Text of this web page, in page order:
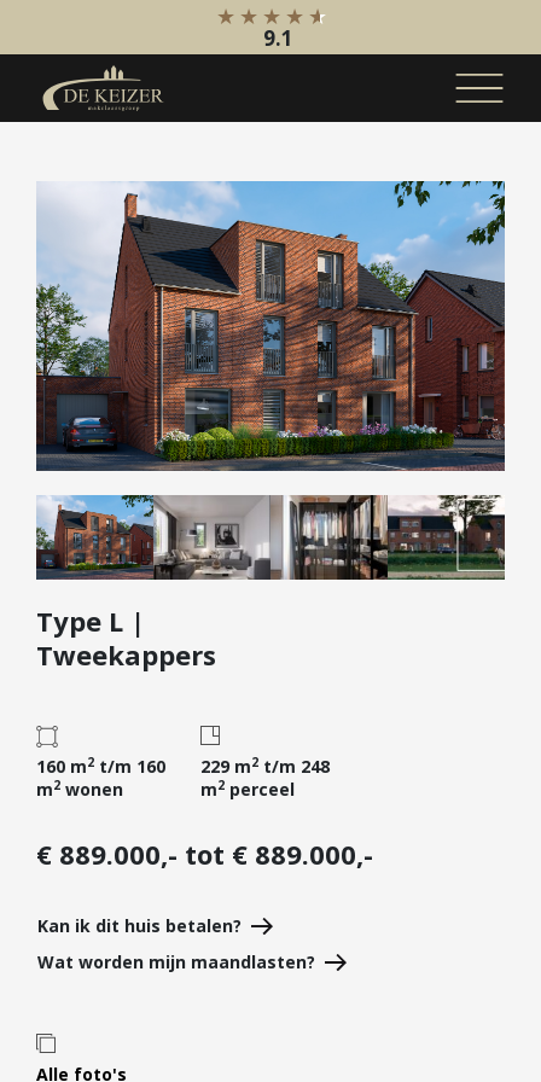
Koopaanbod
Bestaande bouw
Internationaal
Nieuwbouw
Bedrijfsaanbod
Huuraanbod
Bestaande bouw
Internationaal
Nieuwbouw
Bedrijfsaanbod
Diensten
Kopen
Verkopen
Verhuren
Taxeren
Nieuwbouw
Particulieren
Hypotheekadvies
Hypotheek oversluiten
9.1
Type L |
Tweekappers
160 m2 t/m 160
m2 wonen
229 m2t/m 248
m2perceel
€ 889.000,- tot € 889.000,-
Kan ik dit huis betalen?
Wat worden mijn maandlasten?
Alle foto's